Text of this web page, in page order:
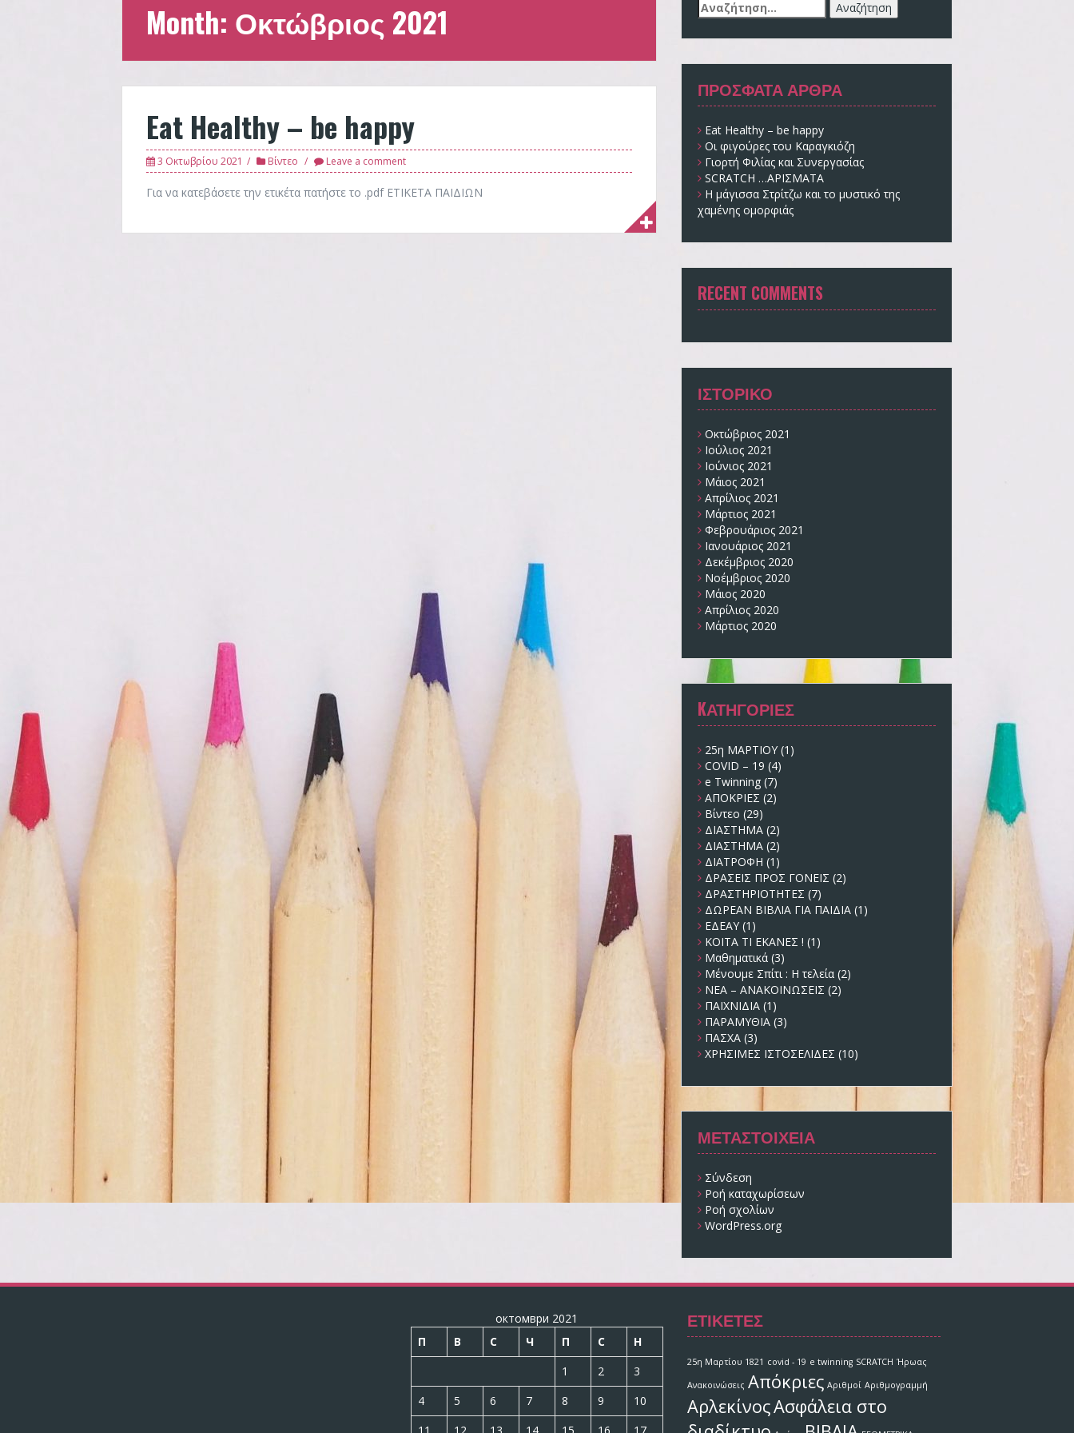
Month: Οκτώβριος 2021
Eat Healthy – be happy
3 Οκτωβρίου 2021 Βίντεο Leave a comment
Για να κατεβάσετε την ετικέτα πατήστε το .pdf ΕΤΙΚΕΤΑ ΠΑΙΔΙΩΝ
Αναζήτηση
για:
ΠΡΌΣΦΑΤΑ ΆΡΘΡΑ
Eat Healthy – be happy
Οι φιγούρες του Καραγκιόζη
Γιορτή Φιλίας και Συνεργασίας
SCRATCH …ΑΡΙΣΜΑΤΑ
Η μάγισσα Στρίτζω και το μυστικό της
χαμένης ομορφιάς
RECENT COMMENTS
ΙΣΤΟΡΙΚΌ
Οκτώβριος 2021
Ιούλιος 2021
Ιούνιος 2021
Μάιος 2021
Απρίλιος 2021
Μάρτιος 2021
Φεβρουάριος 2021
Ιανουάριος 2021
Δεκέμβριος 2020
Νοέμβριος 2020
Μάιος 2020
Απρίλιος 2020
Μάρτιος 2020
KΑΤΗΓΟΡΊΕΣ
25η ΜΑΡΤΙΟΥ (1)
COVID – 19 (4)
e Twinning (7)
ΑΠΟΚΡΙΕΣ (2)
Βίντεο (29)
ΔΙΑΣΤΗΜΑ (2)
ΔΙΑΣΤΗΜΑ (2)
ΔΙΑΤΡΟΦΗ (1)
ΔΡΑΣΕΙΣ ΠΡΟΣ ΓΟΝΕΙΣ (2)
ΔΡΑΣΤΗΡΙΟΤΗΤΕΣ (7)
ΔΩΡΕΑΝ ΒΙΒΛΙΑ ΓΙΑ ΠΑΙΔΙΑ (1)
ΕΔΕΑΥ (1)
ΚΟΙΤΑ ΤΙ ΕΚΑΝΕΣ ! (1)
Μαθηματικά (3)
Μένουμε Σπίτι : Η τελεία (2)
ΝΕΑ – ΑΝΑΚΟΙΝΩΣΕΙΣ (2)
ΠΑΙΧΝΙΔΙΑ (1)
ΠΑΡΑΜΥΘΙΑ (3)
ΠΑΣΧΑ (3)
ΧΡΗΣΙΜΕΣ ΙΣΤΟΣΕΛΙΔΕΣ (10)
ΜΕΤΑΣΤΟΙΧΕΊΑ
Σύνδεση
Ροή καταχωρίσεων
Ροή σχολίων
WordPress.org
октомври 2021
П
В С Ч П С
Н
1
2
3
4
5 6 7 8 9
10
ΕΤΙΚΈΤΕΣ
25η Μαρτίου 1821 covid - 19 e twinning SCRATCH Ήρωας
Ανακοινώσεις Απόκριες Αριθμοί Αριθμογραμμή
ΑρλεκίνοςΑσφάλεια στο